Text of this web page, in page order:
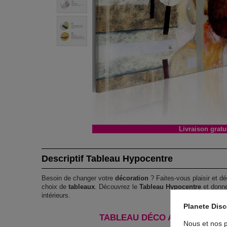
Livraison
Descriptif Tableau Hypocentre
Besoin de changer votredécoration ? Faites-vous plaisir et
choix detableaux . Découvrez leTableau Hypocentre et
intérieurs.
TABLEAU DÉCO ABSTRAIT
Planete
Nous et nos